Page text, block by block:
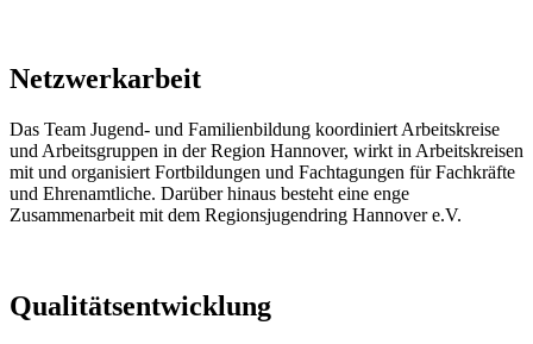
Netzwerkarbeit
Das Team Jugend- und Familienbildung koordiniert Arbeitskreise
und Arbeitsgruppen in der Region Hannover, wirkt in Arbeitskreisen
mit und organisiert Fortbildungen und Fachtagungen für Fachkräfte
und Ehrenamtliche. Darüber hinaus besteht eine enge
Zusammenarbeit mit dem Regionsjugendring Hannover e.V.
Qualitätsentwicklung